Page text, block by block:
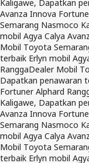
Kaligawe, Dapatkan
Avanza Innova
Semarang Nasmoco
mobil Agya Calya
Mobil Toyota
terbaik Erlyn mobil
RanggaDealer Mobil
Dapatkan penawaran
Fortuner Alphard
Kaligawe, Dapatkan
Avanza Innova
Semarang Nasmoco
mobil Agya Calya
Mobil Toyota
terbaik Erlyn mobil